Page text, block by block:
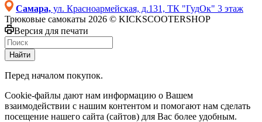
Самара, ул. Красноармейская, д.131, ТК "ГудОк" 3 этаж
Трюковые самокаты 2026 © KICKSCOOTERSHOP
Версия для печати
Найти
Перед началом покупок.
Cookie-файлы дают нам информацию о Вашем
взаимодействии с нашим контентом и помогают нам сделать
посещение нашего сайта (сайтов) для Вас более удобным.